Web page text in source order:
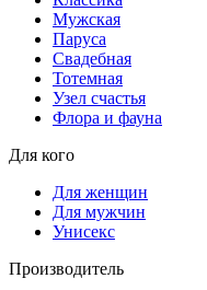
Мужская
Паруса
Свадебная
Тотемная
Узел счастья
Флора и фауна
Для кого
Для женщин
Для мужчин
Унисекс
Производитель